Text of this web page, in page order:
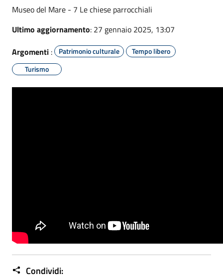
Museo del Mare - 7 Le chiese parrocchiali
Ultimo aggiornamento: 27 gennaio 2025, 13:07
Argomenti : Patrimonio culturale
Tempo libero
Turismo
Condividi: